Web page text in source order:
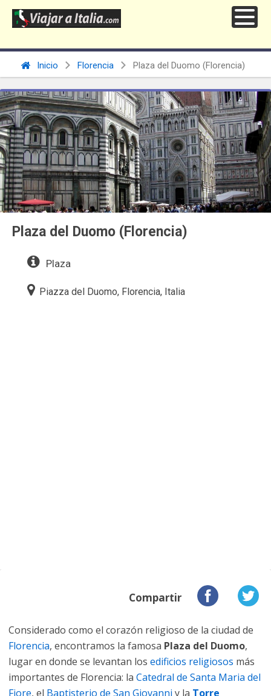
Inicio Florencia Plaza del Duomo (Florencia)
Plaza del Duomo (Florencia)
Plaza
Piazza del Duomo, Florencia, Italia
Compartir
Considerado como el corazón religioso de la ciudad de
Florencia, encontramos la famosa Plaza del Duomo,
lugar en donde se levantan los edificios religiosos más
importantes de Florencia: la Catedral de Santa Maria del
Fiore, el Baptisterio de San Giovanni y la Torre